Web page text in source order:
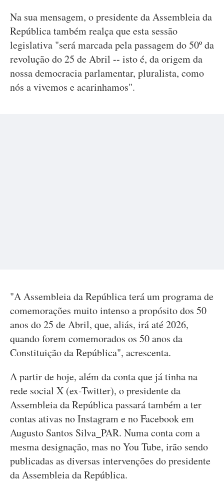
Na sua mensagem, o presidente da Assembleia da
República também realça que esta sessão
legislativa "será marcada pela passagem do 50º da
revolução do 25 de Abril -- isto é, da origem da
nossa democracia parlamentar, pluralista, como
nós a vivemos e acarinhamos".
"A Assembleia da República terá um programa de
comemorações muito intenso a propósito dos 50
anos do 25 de Abril, que, aliás, irá até 2026,
quando forem comemorados os 50 anos da
Constituição da República", acrescenta.
A partir de hoje, além da conta que já tinha na
rede social X (ex-Twitter), o presidente da
Assembleia da República passará também a ter
contas ativas no Instagram e no Facebook em
Augusto Santos Silva_PAR. Numa conta com a
mesma designação, mas no You Tube, irão sendo
publicadas as diversas intervenções do presidente
da Assembleia da República.